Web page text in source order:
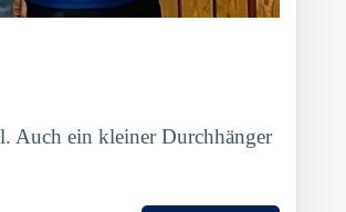
Auch ein kleiner Durchhänger